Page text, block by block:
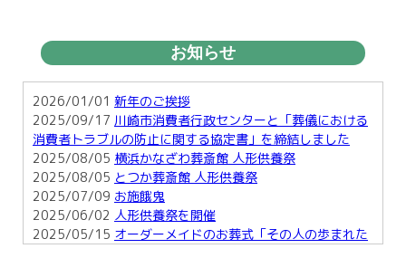
お知らせ
2026/01/01 新年のご挨拶
2025/09/17 川崎市消費者行政センターと「葬儀における
消費者トラブルの防止に関する協定書」を締結しました
2025/08/05 横浜かなざわ葬斎館 人形供養祭
2025/08/05 とつか葬斎館 人形供養祭
2025/07/09 お施餓鬼
2025/06/02 人形供養祭を開催
2025/05/15 オーダーメイドのお葬式「その人の歩まれた